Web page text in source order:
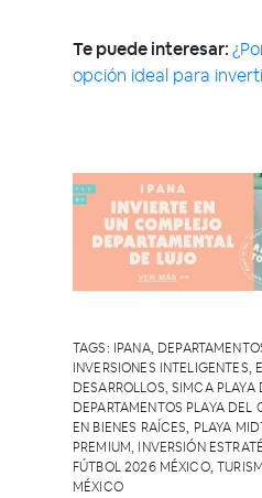
Te puede interesar:
opción ideal para
TAGS: IPANA,
INVERSIONES INTELIGENTES,
DESARROLLOS, SIMCA PLAYA
DEPARTAMENTOS PLAYA DEL
EN BIENES RAÍCES, PLAYA
PREMIUM, INVERSIÓN
FÚTBOL 2026 MÉXICO,
MÉXICO